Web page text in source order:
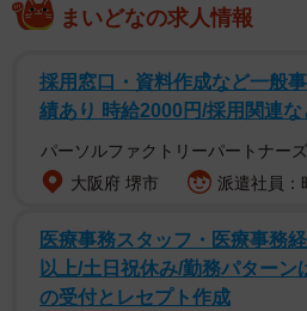
まいどなの求人情報
採用窓口・資料作成など一般
績あり 時給2000円/採用関連
パーソルファクトリーパートナー
大阪府 堺市
派遣社員：
医療事務スタッフ・医療事務
以上/土日祝休み/勤務パターン
の受付とレセプト作成